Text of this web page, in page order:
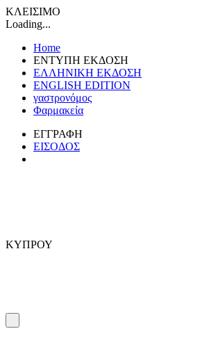
ΚΛΕΙΣΙΜΟ
Loading...
Home
ΕΝΤΥΠΗ ΕΚΔΟΣΗ
ΕΛΛΗΝΙΚΗ ΕΚΔΟΣΗ
ENGLISH EDITION
γαστρονόμος
Φαρμακεία
ΕΓΓΡΑΦΗ
ΕΙΣΟΔΟΣ
ΚΥΠΡΟΥ